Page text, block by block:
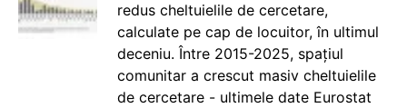
redus cheltuielile de cercetare,
calculate pe cap de locuitor, în ultimul
deceniu. Între 2015-2025, spațiul
comunitar a crescut masiv cheltuielile
de cercetare - ultimele date Eurostat